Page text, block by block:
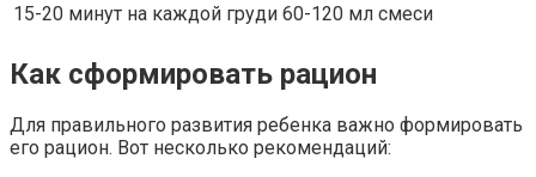
15-20 минут на каждой груди 60-120 мл смеси
Как сформировать рацион
Для правильного развития ребенка важно формировать
его рацион. Вот несколько рекомендаций: